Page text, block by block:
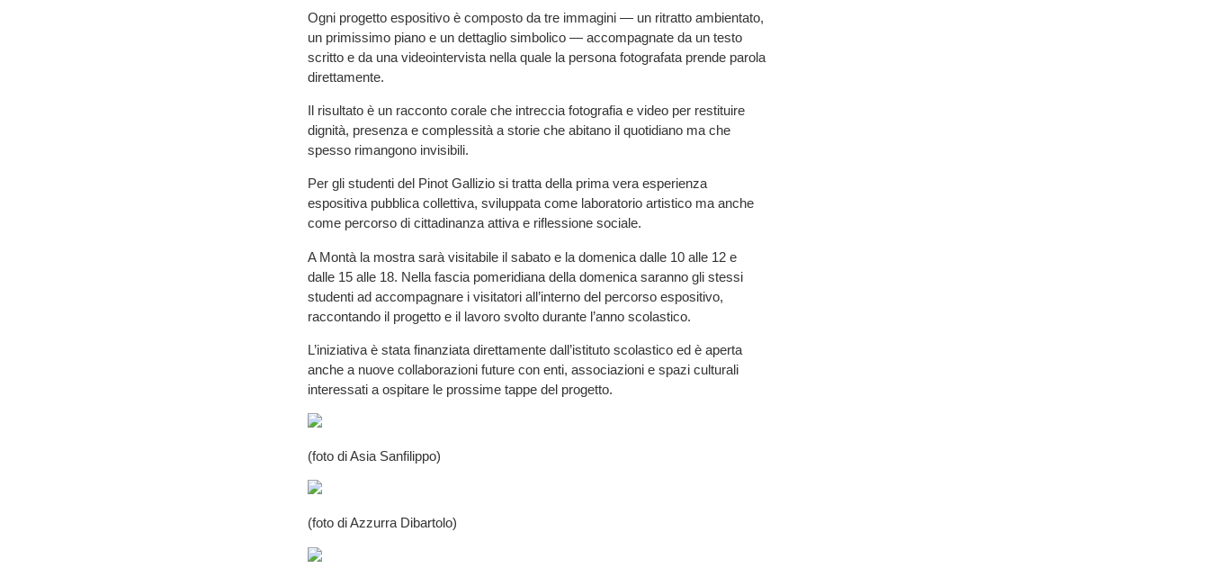
Ogni progetto espositivo è composto da tre immagini — un ritratto ambientato,
un primissimo piano e un dettaglio simbolico — accompagnate da un testo
scritto e da una videointervista nella quale la persona fotografata prende parola
direttamente.
Il risultato è un racconto corale che intreccia fotografia e video per restituire
dignità, presenza e complessità a storie che abitano il quotidiano ma che
spesso rimangono invisibili.
Per gli studenti del Pinot Gallizio si tratta della prima vera esperienza
espositiva pubblica collettiva, sviluppata come laboratorio artistico ma anche
come percorso di cittadinanza attiva e riflessione sociale.
A Montà la mostra sarà visitabile il sabato e la domenica dalle 10 alle 12 e
dalle 15 alle 18. Nella fascia pomeridiana della domenica saranno gli stessi
studenti ad accompagnare i visitatori all’interno del percorso espositivo,
raccontando il progetto e il lavoro svolto durante l’anno scolastico.
L’iniziativa è stata finanziata direttamente dall’istituto scolastico ed è aperta
anche a nuove collaborazioni future con enti, associazioni e spazi culturali
interessati a ospitare le prossime tappe del progetto.
(foto di Asia Sanfilippo)
(foto di Azzurra Dibartolo)